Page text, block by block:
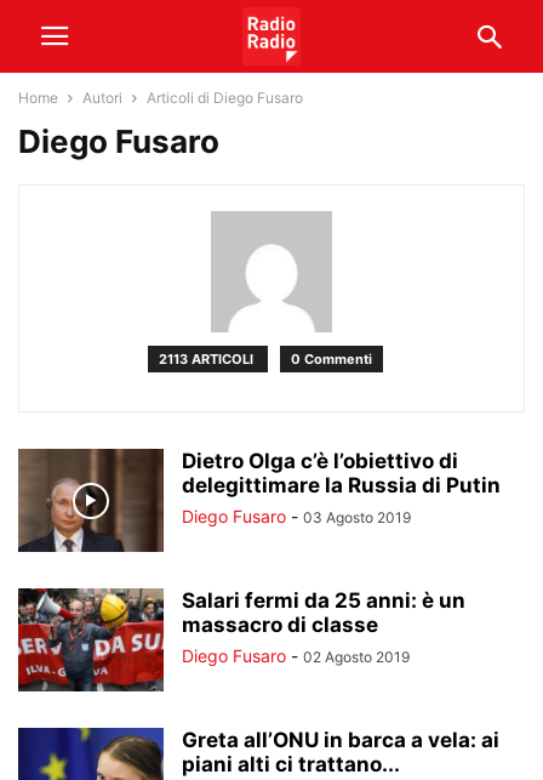
Home Autori Articoli di Diego Fusaro
Diego Fusaro
2113 ARTICOLI 0 Commenti
Dietro Olga c’è l’obiettivo di
delegittimare la Russia di Putin
Diego Fusaro - 03 Agosto 2019
Salari fermi da 25 anni: è un
massacro di classe
Diego Fusaro - 02 Agosto 2019
Greta all’ONU in barca a vela: ai
piani alti ci trattano...